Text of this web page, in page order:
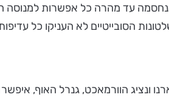
עד מהרה כל אפשרות למנוסה
הסובייטיים לא העניקו כל עדיפות
בידי נציג המטה הכללי הרומני, גנרל טטארנו ונציג הוורמאכט, גנרל